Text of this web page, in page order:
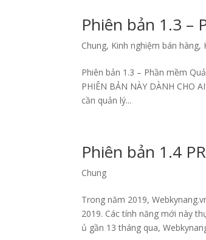
Phiên bản 1.3 –
Chung, Kinh nghiệm bán hàng,
Phiên bản 1.3 – Phần mềm
PHIÊN BẢN NÀY DÀNH CHO
cần quản lý...
Phiên bản 1.4
Chung
Trong năm 2019,
2019. Các tính năng mới này
ủ gần 13 tháng qua,